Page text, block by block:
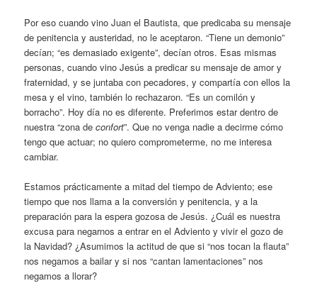
Por eso cuando vino Juan el Bautista, que predicaba su mensaje
de penitencia y austeridad, no le aceptaron. “Tiene un demonio”
decían; “es demasiado exigente”, decían otros. Esas mismas
personas, cuando vino Jesús a predicar su mensaje de amor y
fraternidad, y se juntaba con pecadores, y compartía con ellos la
mesa y el vino, también lo rechazaron. “Es un comilón y
borracho”. Hoy día no es diferente. Preferimos estar dentro de
nuestra “zona deconfort”. Que no venga nadie a decirme cómo
tengo que actuar; no quiero comprometerme, no me interesa
cambiar.
Estamos prácticamente a mitad del tiempo de Adviento; ese
tiempo que nos llama a la conversión y penitencia, y a la
preparación para la espera gozosa de Jesús. ¿Cuál es nuestra
excusa para negarnos a entrar en el Adviento y vivir el gozo de
la Navidad? ¿Asumimos la actitud de que si “nos tocan la flauta”
nos negamos a bailar y si nos “cantan lamentaciones” nos
negamos a llorar?